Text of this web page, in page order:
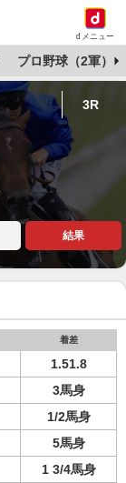
dメニュー
プロ野球（2軍）
3R
結果
着差
1.51.8
3馬身
1/2馬身
5馬身
1 3/4馬身